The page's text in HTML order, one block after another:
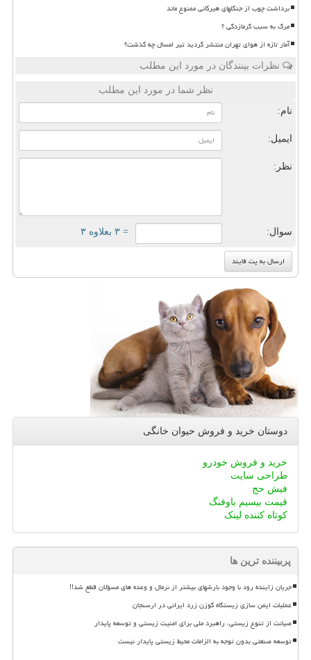
برداشت چوب از جنگلهای هیرکانی ممنوع ماند
مرگ به سبب گرمازدگی ؟
آمار تازه از هوای تهران منتشر گردید تیر امسال چه گذشت؟
نظرات بینندگان در مورد این مطلب
نظر شما در مورد این مطلب
نام:
ایمیل:
نظر:
سوال: = ۳ بعلاوه ۳
دوستان خرید و فروش حیوان خانگی
خرید و فروش خودرو
طراحی سایت
فیش حج
قیمت بیسیم باوفنگ
کوتاه کننده لینک
پربیننده ترین ها
جریان زاینده رود با وجود بارشهای بیشتر از نرمال و وعده های مسؤلان قطع شد!!
عملیات ایمن سازی زیستگاه گوزن زرد ایرانی در ارسنجان
صیانت از تنوع زیستی، راهبرد ملی برای امنیت زیستی و توسعه پایدار
توسعه صنعتی بدون توجه به الزامات محیط زیستی پایدار نیست